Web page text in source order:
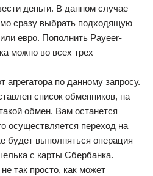
деньги. В данном случае
сразу выбрать подходящую
евро. Пополнить Payeer-
можно во всех трех
агрегатора по данному запросу.
список обменников, на
обмен. Вам останется
осуществляется переход на
будет выполняться операция
с карты Сбербанка.
так просто, как может